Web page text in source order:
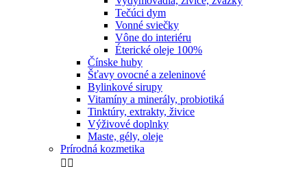
Tečúci dym
Vonné sviečky
Vône do interiéru
Éterické oleje 100%
Čínske huby
Šťavy ovocné a zeleninové
Bylinkové sirupy
Vitamíny a minerály, probiotiká
Tinktúry, extrakty, živice
Výživové doplnky
Maste, gély, oleje
Prírodná kozmetika
 